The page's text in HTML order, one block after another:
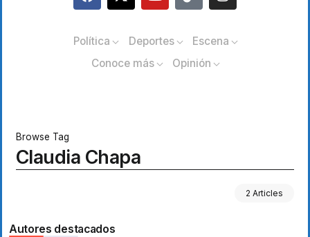
Política Deportes
Escena
Conoce más
Opinión
Browse Tag
Claudia Chapa
2 Articles
Autores destacados